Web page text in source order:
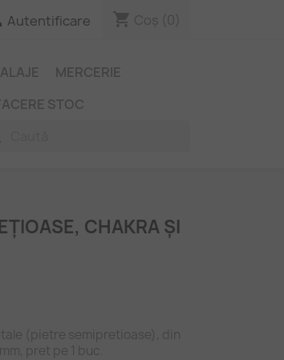
Autentificare shopping_cart Coș (0)
MERCERIE
STOC
CHAKRA ȘI
(pietre semipretioase), din
pret pe 1 buc.